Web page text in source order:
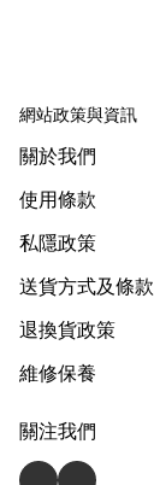
網站政策與資訊
關於我們
使用條款
私隱政策
送貨方式及條款
退換貨政策
維修保養
關注我們